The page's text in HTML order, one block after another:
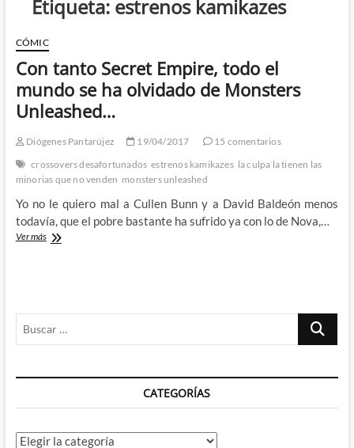
Etiqueta: estrenos kamikazes
CÓMIC
Con tanto Secret Empire, todo el
mundo se ha olvidado de Monsters
Unleashed…
Diógenes Pantarújez 19/04/2017
15 comentarios
crossovers desafortunados estrenos kamikazes la culpa la tienen las
minorias que no venden monsters unleashed
Yo no le quiero mal a Cullen Bunn y a David Baldeón menos
todavía, que el pobre bastante ha sufrido ya con lo de Nova,…
Ver másCon
se
ha
de
Unleashed…
Buscar
CATEGORÍAS
Categorías